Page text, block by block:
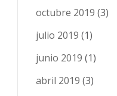
octubre 2019 (3)
julio 2019 (1)
junio 2019 (1)
abril 2019 (3)